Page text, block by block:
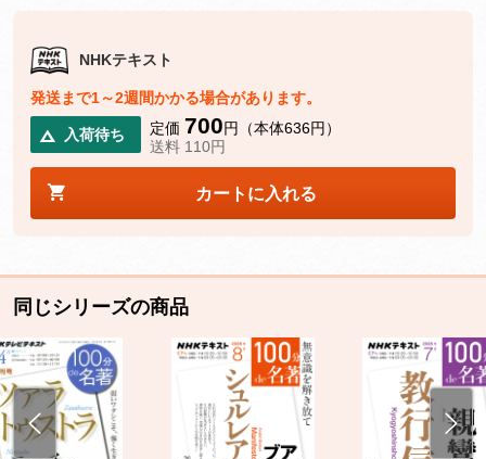
NHKテキスト
発送まで1～2週間かかる場合があります。
入荷待ち 定価 700円（本体636円）
送料 110円
カートに入れる
同じシリーズの商品